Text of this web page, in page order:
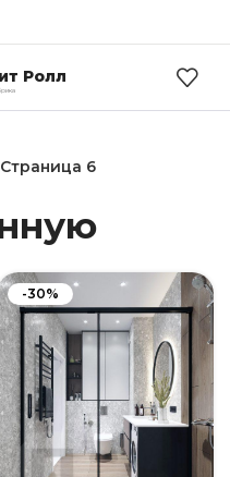
Ролл
Страница 6
-30%